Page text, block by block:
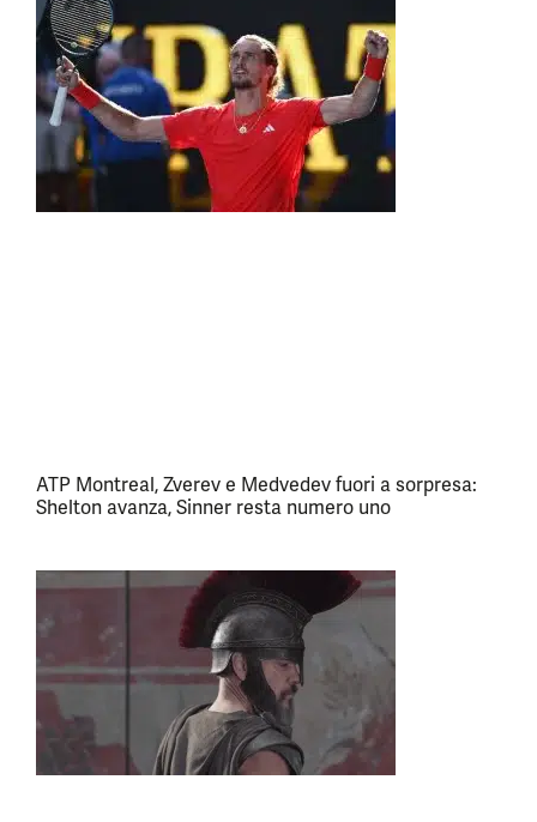
ATP Montreal, Zverev e Medvedev fuori a sorpresa:
Shelton avanza, Sinner resta numero uno